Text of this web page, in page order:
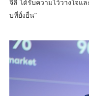
จีลี่ ได้รับความไว้วางใจแ
บที่ยั่งยื่น”